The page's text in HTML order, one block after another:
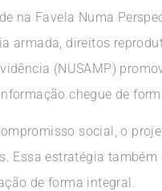
na Favela Numa
armada, direitos
(NUSAMP)
chegue de
social, o
Essa estratégia
de forma integral.